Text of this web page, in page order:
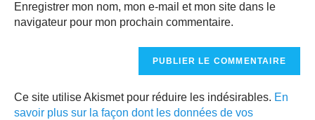
Enregistrer mon nom, mon e-mail et mon site dans le
navigateur pour mon prochain commentaire.
Ce site utilise Akismet pour réduire les indésirables. En
savoir plus sur la façon dont les données de vos